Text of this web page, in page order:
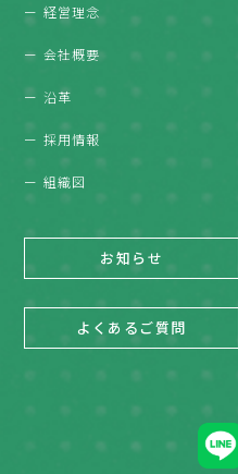
経営理念
会社概要
沿革
採用情報
組織図
お知らせ
よくあるご質問